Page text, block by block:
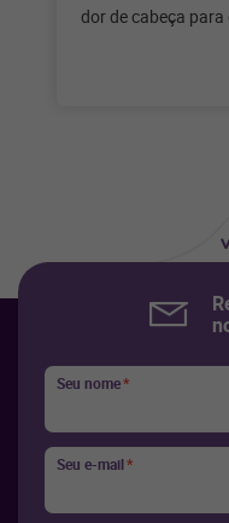
dor de cabeça
Seu nome*
Seu e-mail*